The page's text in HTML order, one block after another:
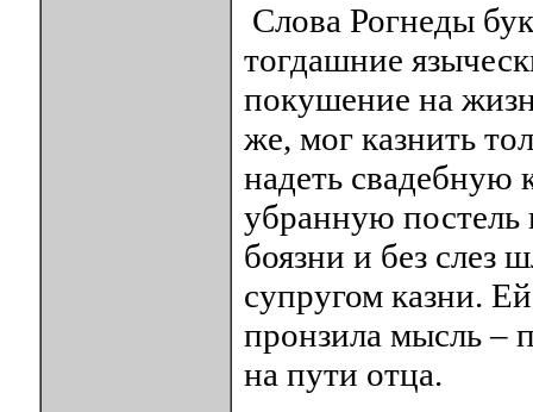
Слова Рогнеды
тогдашние
покушение на
же, мог казнить
надеть свадебную
убранную постель
боязни и без слез
супругом казни.
пронзила мысль –
на пути отца.